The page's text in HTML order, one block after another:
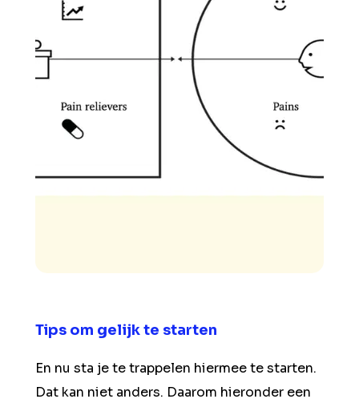
Tips om gelijk te starten
En nu sta je te trappelen hiermee te starten.
Dat kan niet anders. Daarom hieronder een